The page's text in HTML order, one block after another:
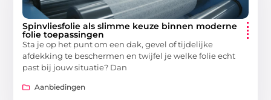
Spinvliesfolie als slimme keuze binnen moderne
folie toepassingen
Sta je op het punt om een dak, gevel of tijdelijke
afdekking te beschermen en twijfel je welke folie echt
past bij jouw situatie? Dan
Aanbiedingen